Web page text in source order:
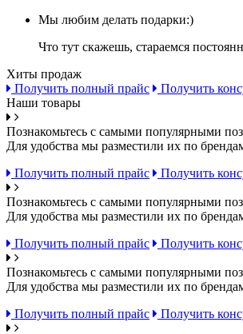
Мы любим делать подарки:)
Что тут скажешь, стараемся
Хиты продаж
Получить полный прайс
Получить
Наши товары
Познакомьтесь с самыми популярными
Для удобства мы разместили их по
Получить полный прайс
Получить
Познакомьтесь с самыми популярными
Для удобства мы разместили их по
Получить полный прайс
Получить
Познакомьтесь с самыми популярными
Для удобства мы разместили их по
Получить полный прайс
Получить